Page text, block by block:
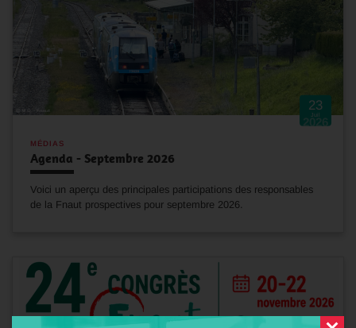
23
Juil
2026
MÉDIAS
Agenda - Septembre 2026
Voici un aperçu des principales participations des responsables
de la Fnaut prospectives pour septembre 2026.